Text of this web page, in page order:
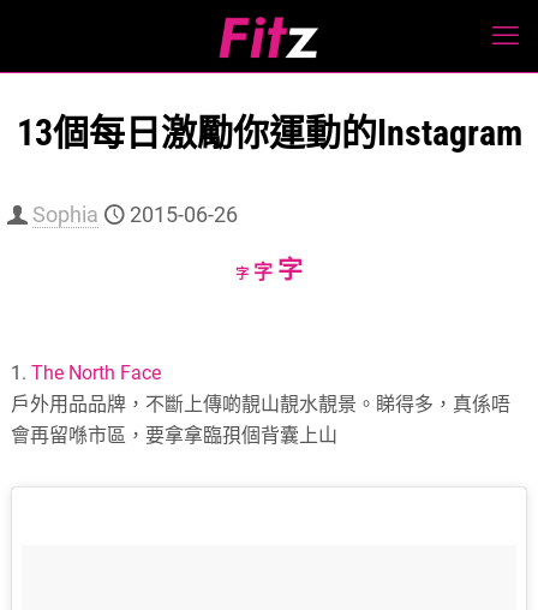
13個每日激勵你運動的Instagram
Sophia 2015-06-26
字Decrease
字Reset
字Increase
1.The North Face
戶外用品品牌，不斷上傳啲靚山靚水靚景。睇得多，真係唔
會再留喺市區，要拿拿臨孭個背囊上山